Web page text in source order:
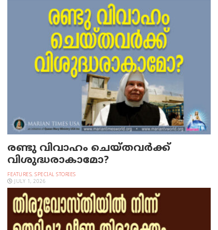
രണ്ടു വിവാഹം ചെയ്തവര്‍ക്ക്
വിശുദ്ധരാകാമോ?
FEATURES, SPECIAL STORIES
JULY 1, 2026